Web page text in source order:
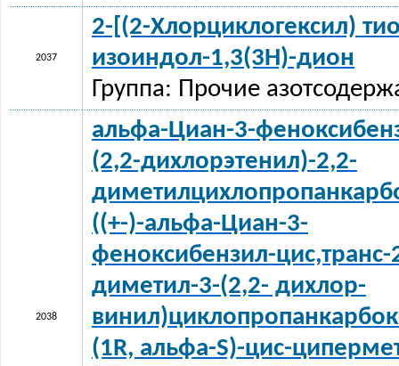
2037
2-[(2-Хлорциклогексил)
изоиндол-1,3(3H)-дион
Группа: Прочие
2038
альфа-Циан-3-
(2,2-дихлорэтенил)-2,2-
((+-)-альфа-Циан-3-
феноксибензил-цис,транс-
диметил-3-(2,2- дихлор-
(1R, альфа-S)-цис-